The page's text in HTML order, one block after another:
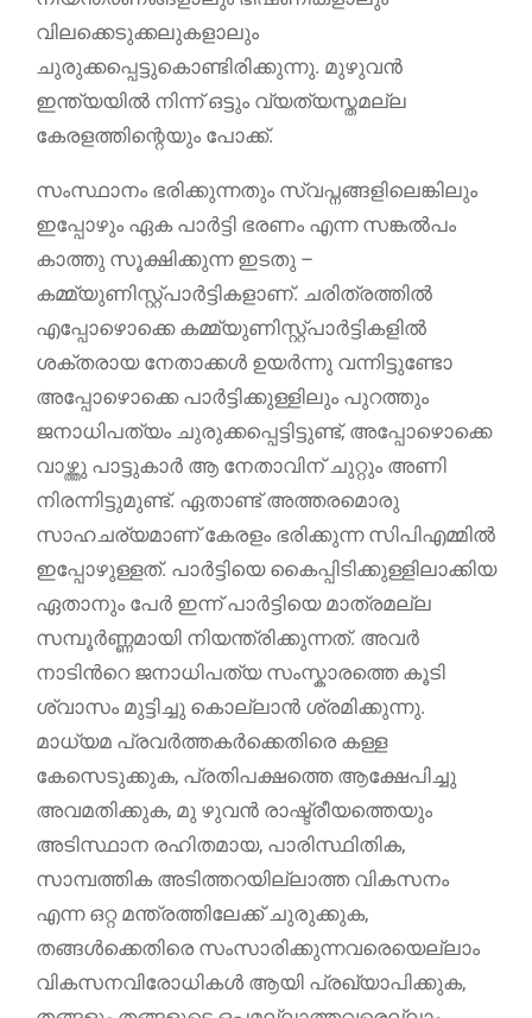
വിലക്കെടുക്കലുകളാലും
ചുരുക്കപ്പെട്ടുകൊണ്ടിരിക്കുന്നു. മുഴുവൻ
ഇന്ത്യയിൽ നിന്ന് ഒട്ടും വ്യത്യസ്തമല്ല
കേരളത്തിന്റെയും പോക്ക്.
സംസ്ഥാനം ഭരിക്കുന്നതും സ്വപ്നങ്ങളിലെങ്കിലും
ഇപ്പോഴും ഏക പാർട്ടി ഭരണം എന്ന സങ്കൽപം
കാത്തു സൂക്ഷിക്കുന്ന ഇടതു –
കമ്മ്യുണിസ്റ്റ്പാർട്ടികളാണ്. ചരിത്രത്തിൽ
എപ്പോഴൊക്കെ കമ്മ്യുണിസ്റ്റ്പാർട്ടികളിൽ
ശക്തരായ നേതാക്കൾ ഉയർന്നു വന്നിട്ടുണ്ടോ
അപ്പോഴൊക്കെ പാർട്ടിക്കുള്ളിലും പുറത്തും
ജനാധിപത്യം ചുരുക്കപ്പെട്ടിട്ടുണ്ട്, അപ്പോഴൊക്കെ
വാഴ്ത്തു പാട്ടുകാർ ആ നേതാവിന് ചുറ്റും അണി
നിരന്നിട്ടുമുണ്ട്. ഏതാണ്ട് അത്തരമൊരു
സാഹചര്യമാണ് കേരളം ഭരിക്കുന്ന സിപിഎമ്മിൽ
ഇപ്പോഴുള്ളത്. പാർട്ടിയെ കൈപ്പിടിക്കുള്ളിലാക്കിയ
ഏതാനും പേർ ഇന്ന് പാർട്ടിയെ മാത്രമല്ല
സമ്പൂർണ്ണമായി നിയന്ത്രിക്കുന്നത്. അവർ
നാടിൻറെ ജനാധിപത്യ സംസ്കാരത്തെ കൂടി
ശ്വാസം മുട്ടിച്ചു കൊല്ലാൻ ശ്രമിക്കുന്നു.
മാധ്യമ പ്രവർത്തകർക്കെതിരെ കള്ള
കേസെടുക്കുക, പ്രതിപക്ഷത്തെ ആക്ഷേപിച്ചു
അവമതിക്കുക, മു ഴുവൻ രാഷ്ട്രീയത്തെയും
അടിസ്ഥാന രഹിതമായ, പാരിസ്ഥിതിക,
സാമ്പത്തിക അടിത്തറയില്ലാത്ത വികസനം
എന്ന ഒറ്റ മന്ത്രത്തിലേക്ക് ചുരുക്കുക,
തങ്ങൾക്കെതിരെ സംസാരിക്കുന്നവരെയെല്ലാം
വികസനവിരോധികൾ ആയി പ്രഖ്യാപിക്കുക,